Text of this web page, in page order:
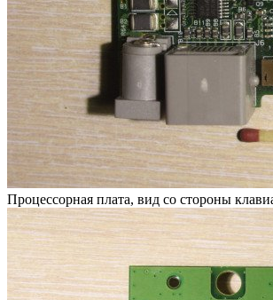
Процессорная плата, вид со стороны